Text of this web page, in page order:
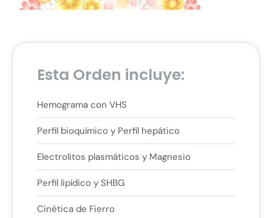
Esta Orden incluye:
Hemograma con VHS
Perfil bioquímico y Perfil hepático
Electrolitos plasmáticos y Magnesio
Perfil lipídico y SHBG
Cinética de Fierro